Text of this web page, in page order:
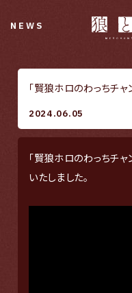
NEWS
2024.06.05
「賢狼ホロのわっちチ
「賢狼ホロのわっちチ
いたしました。